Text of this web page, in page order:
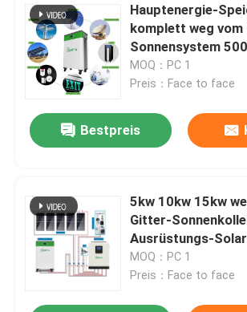
Produkte
Videos
Über uns
Qualitätskontrolle
Hauptenergie-
komplett weg
Sonnensystem
MOQ：PC 1
Preis：Face to face
Bestpreis
5kw 10kw 15kw
Gitter-
Ausrüstungs-
Ausweichanlagen
MOQ：PC 1
Preis：Face to face